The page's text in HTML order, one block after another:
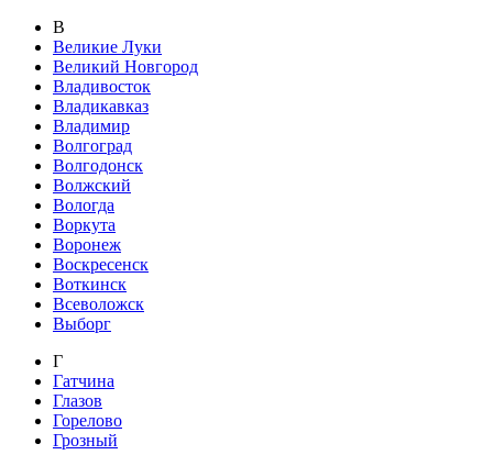
В
Великие Луки
Великий Новгород
Владивосток
Владикавказ
Владимир
Волгоград
Волгодонск
Волжский
Вологда
Воркута
Воронеж
Воскресенск
Воткинск
Всеволожск
Выборг
Г
Гатчина
Глазов
Горелово
Грозный